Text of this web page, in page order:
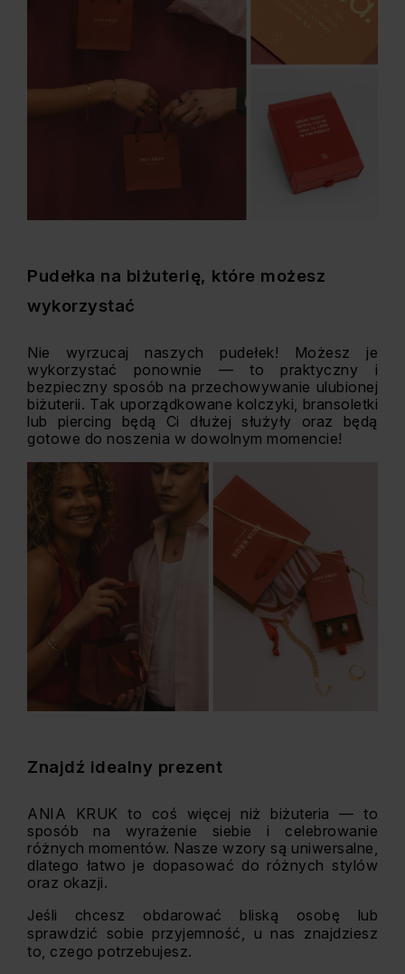
Pudełka na biżuterię, które możesz
wykorzystać
Nie wyrzucaj naszych pudełek! Możesz je
wykorzystać ponownie — to praktyczny i
bezpieczny sposób na przechowywanie ulubionej
biżuterii. Tak uporządkowane kolczyki, bransoletki
lub piercing będą Ci dłużej służyły oraz będą
gotowe do noszenia w dowolnym momencie!
Znajdź idealny prezent
ANIA KRUK to coś więcej niż biżuteria — to
sposób na wyrażenie siebie i celebrowanie
różnych momentów. Nasze wzory są uniwersalne,
dlatego łatwo je dopasować do różnych stylów
oraz okazji.
Jeśli chcesz obdarować bliską osobę lub
sprawdzić sobie przyjemność, u nas znajdziesz
to, czego potrzebujesz.